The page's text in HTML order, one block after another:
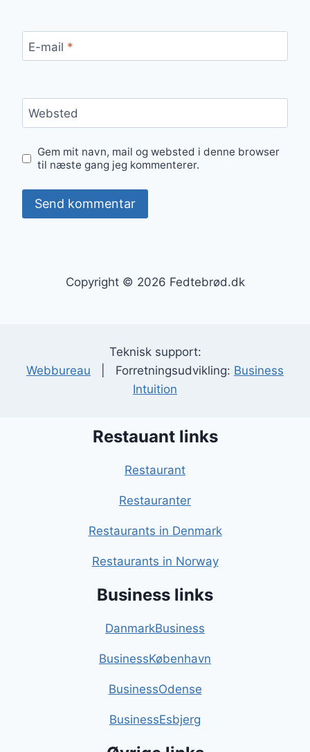
E-mail *
Websted
Gem mit navn, mail og websted i denne browser
til næste gang jeg kommenterer.
Copyright © 2026 Fedtebrød.dk
Teknisk support:
Webbureau | Forretningsudvikling: Business
Intuition
Restauant links
Restaurant
Restauranter
Restaurants in Denmark
Restaurants in Norway
Business links
DanmarkBusiness
BusinessKøbenhavn
BusinessOdense
BusinessEsbjerg